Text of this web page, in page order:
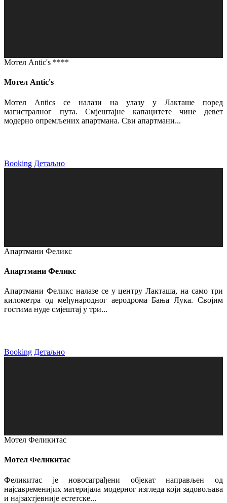
Мотел Antic's ****
Мотел Antic's
Мотел Antics се налази на улазу у Лакташе поред
магистралног пута. Смјештајне капацитете чине девет
модерно опремљених апартмана. Сви апартмани...
Booking Детаљно
Апартмани Феликс
Апартмани Феликс
Апартмани Феликс налазе се у центру Лакташа, на само три
километра од међународног аеродрома Бања Лука. Својим
гостима нуде смјештај у три...
Booking Детаљно
Мотел Феликитас
Мотел Феликитас
Феликитас је новосаграђени објекат направљен од
најсавременијих материјала модерног изгледа који задовољава
и најзахтјевније естетске...